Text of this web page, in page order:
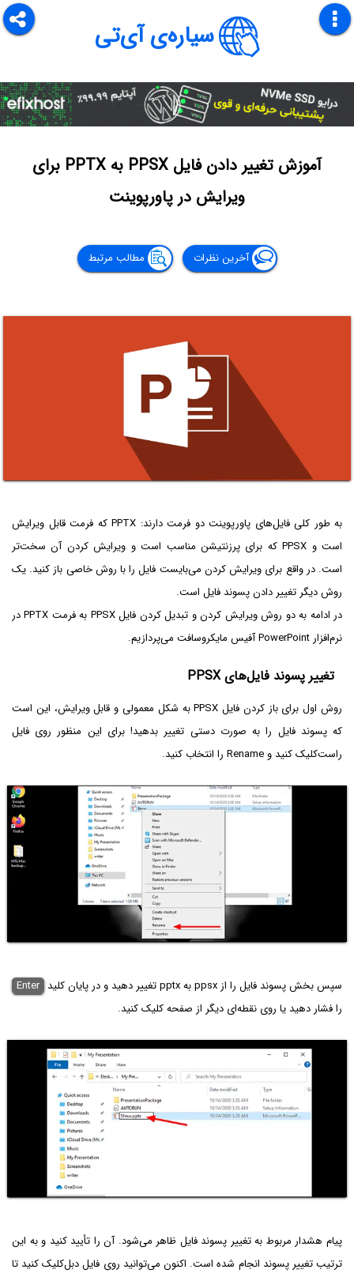
سیاره‌ی آی‌تی
آموزش تغییر دادن فایل PPSX به PPTX برای
ویرایش در پاورپوینت
آخرین نظرات مطالب مرتبط
به طور کلی فایل‌های پاورپوینت دو فرمت دارند: PPTX که فرمت قابل ویرایش
است و PPSX که برای پرزنتیشن مناسب است و ویرایش کردن آن سخت‌تر
است. در واقع برای ویرایش کردن می‌بایست فایل را با روش خاصی باز کنید. یک
روش دیگر تغییر دادن پسوند فایل است.
در ادامه به دو روش ویرایش کردن و تبدیل کردن فایل PPSX به فرمت PPTX در
نرم‌افزار PowerPoint آفیس مایکروسافت می‌پردازیم.
تغییر پسوند فایل‌های PPSX
روش اول برای باز کردن فایل PPSX به شکل معمولی و قابل ویرایش، این است
که پسوند فایل را به صورت دستی تغییر بدهید! برای این منظور روی فایل
راست‌کلیک کنید و Rename را انتخاب کنید.
سپس بخش پسوند فایل را از ppsx به pptx تغییر دهید و در پایان کلید
Enter
را فشار دهید یا روی نقطه‌ای دیگر از صفحه کلیک کنید.
پیام هشدار مربوط به تغییر پسوند فایل ظاهر می‌شود. آن را تأیید کنید و به این
ترتیب تغییر پسوند انجام شده است. اکنون می‌توانید روی فایل دبل‌کلیک کنید تا